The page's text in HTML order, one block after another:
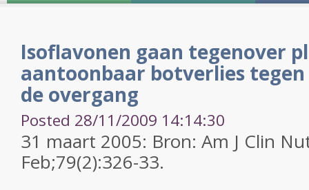
Isoflavonen gaan tegenover
aantoonbaar botverlies
de overgang
Posted 28/11/2009 14:14:30
31 maart 2005: Bron: Am J Clin
Feb;79(2):326-33.